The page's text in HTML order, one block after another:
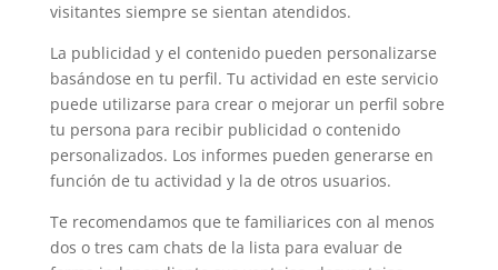
visitantes siempre se sientan atendidos.
La publicidad y el contenido pueden personalizarse
basándose en tu perfil. Tu actividad en este servicio
puede utilizarse para crear o mejorar un perfil sobre
tu persona para recibir publicidad o contenido
personalizados. Los informes pueden generarse en
función de tu actividad y la de otros usuarios.
Te recomendamos que te familiarices con al menos
dos o tres cam chats de la lista para evaluar de